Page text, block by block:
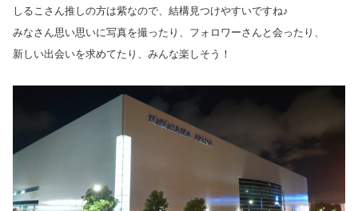
しるこさん推しの方は紫なので、結構見つけやすいですね♪
みなさん思い思いに写真を撮ったり、フォロワーさんと会ったり、
新しい出会いを求めてたり、みんな楽しそう！